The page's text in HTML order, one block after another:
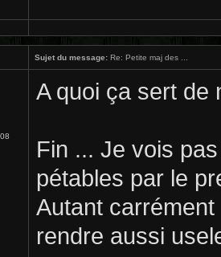
Sujet du message: Re: Petite maj des ...
A quoi ça sert de
Fin ... Je vois
pétables par le
Autant
rendre aussi